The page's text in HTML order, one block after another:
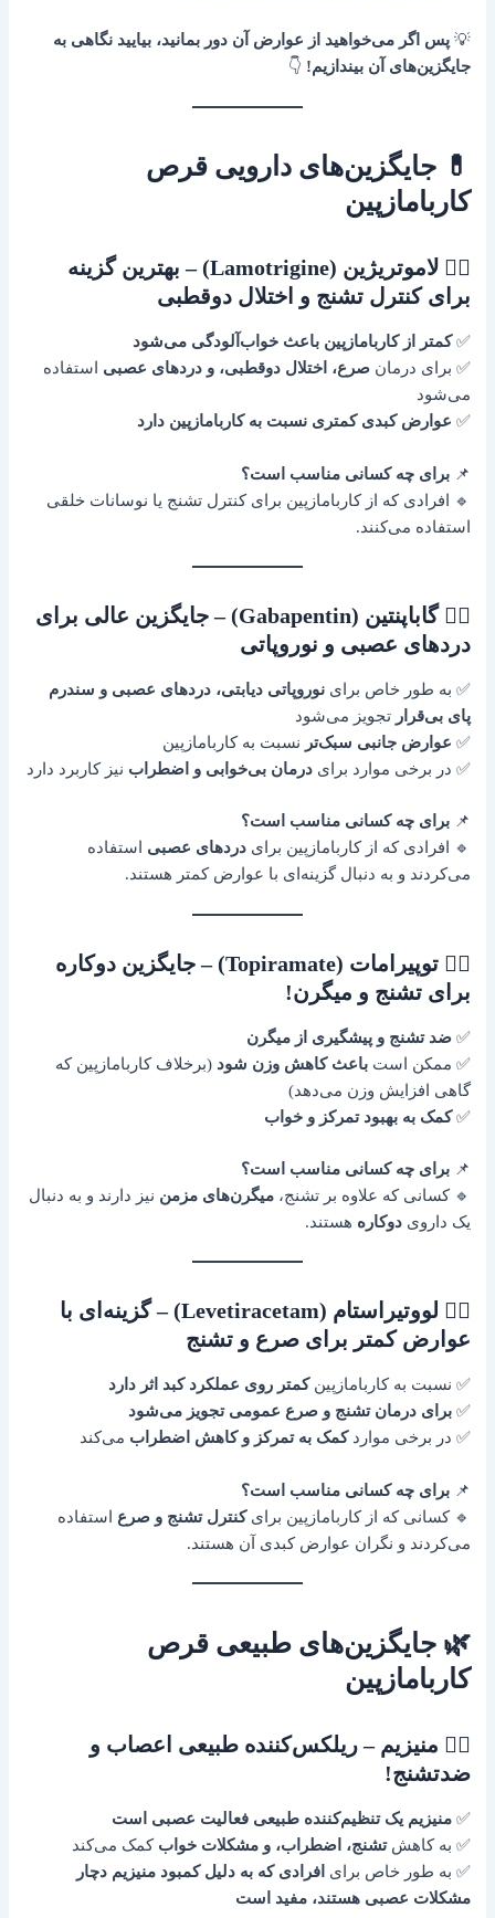
💡پس اگر می‌خواهید از عوارض آن دور بمانید، بیایید نگاهی به
جایگزین‌های آن بیندازیم! 👇
💊 جایگزین‌های دارویی قرص
کاربامازپین
۱️⃣ لاموتریژین (Lamotrigine) – بهترین گزینه
برای کنترل تشنج و اختلال دوقطبی
✅کمتر از کاربامازپین باعث خواب‌آلودگی می‌شود
✅ برای درمانصرع، اختلال دوقطبی، و دردهای عصبی استفاده
می‌شود
✅ عوارض کبدی کمتری نسبت به کاربامازپین دارد
📌برای چه کسانی مناسب است؟
🔹 افرادی که از کاربامازپین برای کنترل تشنج یا نوسانات خلقی
استفاده می‌کنند.
۲️⃣ گاباپنتین (Gabapentin) – جایگزین عالی برای
دردهای عصبی و نوروپاتی
✅ به طور خاص براینوروپاتی دیابتی، دردهای عصبی و سندرم
پای بی‌قرار تجویز می‌شود
✅ عوارض جانبی سبک‌تر نسبت به کاربامازپین
✅ در برخی موارد برایدرمان بی‌خوابی و اضطراب نیز کاربرد دارد
📌برای چه کسانی مناسب است؟
🔹 افرادی که از کاربامازپین برایدردهای عصبی استفاده
می‌کردند و به دنبال گزینه‌ای با عوارض کمتر هستند.
۳️⃣ توپیرامات (Topiramate) – جایگزین دوکاره
برای تشنج و میگرن!
✅ضد تشنج و پیشگیری از میگرن
✅ ممکن استباعث کاهش وزن شود (برخلاف کاربامازپین که
گاهی افزایش وزن می‌دهد)
✅کمک به بهبود تمرکز و خواب
📌برای چه کسانی مناسب است؟
🔹 کسانی که علاوه بر تشنج،میگرن‌های مزمن نیز دارند و به دنبال
یک دارویدوکاره هستند.
۴️⃣ لووتیراستام (Levetiracetam) – گزینه‌ای با
عوارض کمتر برای صرع و تشنج
✅ نسبت به کاربامازپینکمتر روی عملکرد کبد اثر دارد
✅برای درمان تشنج و صرع عمومی تجویز می‌شود
✅ در برخی مواردکمک به تمرکز و کاهش اضطراب می‌کند
📌برای چه کسانی مناسب است؟
🔹 کسانی که از کاربامازپین برایکنترل تشنج و صرع استفاده
می‌کردند و نگران عوارض کبدی آن هستند.
🌿 جایگزین‌های طبیعی قرص
کاربامازپین
۵️⃣ منیزیم – ریلکس‌کننده طبیعی اعصاب و
ضدتشنج!
✅منیزیم یک تنظیم‌کننده طبیعی فعالیت عصبی است
✅ به کاهشتشنج، اضطراب، و مشکلات خواب کمک می‌کند
✅ به طور خاص برای افرادی که به دلیل کمبود منیزیم دچار
مشکلات عصبی هستند، مفید است